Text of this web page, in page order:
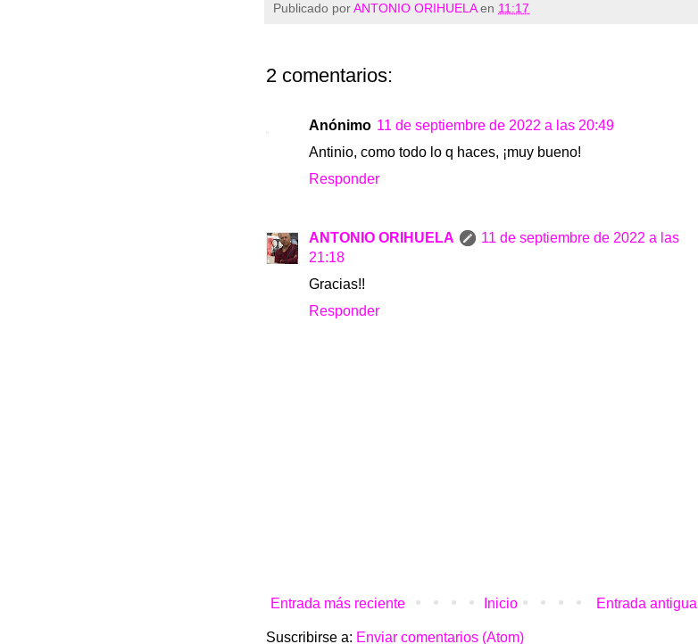
Publicado porANTONIO ORIHUELA en 11:17
2 comentarios:
Anónimo 11 de septiembre de 2022 a las 20:49
Antinio, como todo lo q haces, ¡muy bueno!
Responder
ANTONIO ORIHUELA
11 de septiembre de 2022 a las
21:18
Gracias!!
Responder
Entrada más reciente Entrada antigua
Inicio
Suscribirse a: Enviar comentarios (Atom)